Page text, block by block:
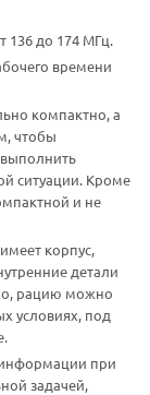
136 до 174 МГц.
времени
компактно, а
чтобы
ситуации. Кроме
и не
корпус,
детали
рацию можно
условиях, под
при
задачей,